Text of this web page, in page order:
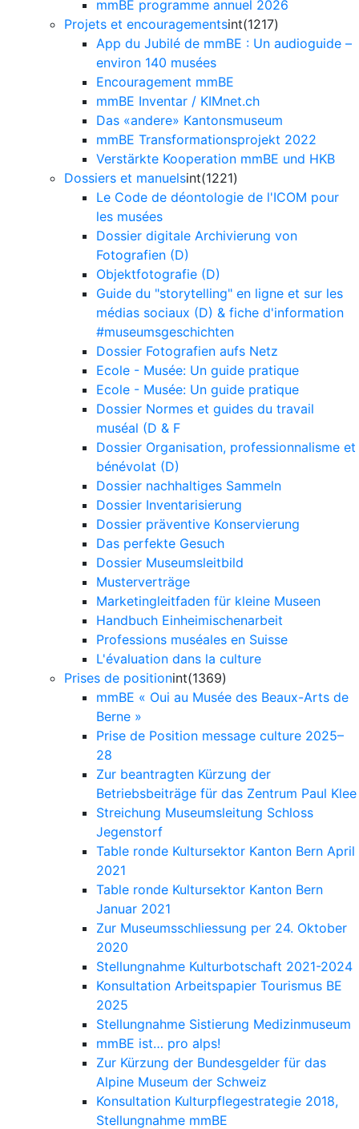
mmBE programme annuel 2026
Projets et encouragementsint(1217)
App du Jubilé de mmBE : Un audioguide –
environ 140 musées
Encouragement mmBE
mmBE Inventar / KIMnet.ch
Das «andere» Kantonsmuseum
mmBE Transformationsprojekt 2022
Verstärkte Kooperation mmBE und HKB
Dossiers et manuelsint(1221)
Le Code de déontologie de l'ICOM pour
les musées
Dossier digitale Archivierung von
Fotografien (D)
Objektfotografie (D)
Guide du "storytelling" en ligne et sur les
médias sociaux (D) & fiche d'information
#museumsgeschichten
Dossier Fotografien aufs Netz
Ecole - Musée: Un guide pratique
Ecole - Musée: Un guide pratique
Dossier Normes et guides du travail
muséal (D & F
Dossier Organisation, professionnalisme et
bénévolat (D)
Dossier nachhaltiges Sammeln
Dossier Inventarisierung
Dossier präventive Konservierung
Das perfekte Gesuch
Dossier Museumsleitbild
Musterverträge
Marketingleitfaden für kleine Museen
Handbuch Einheimischenarbeit
Professions muséales en Suisse
L'évaluation dans la culture
Prises de positionint(1369)
mmBE « Oui au Musée des Beaux-Arts de
Berne »
Prise de Position message culture 2025–
28
Zur beantragten Kürzung der
Betriebsbeiträge für das Zentrum Paul Klee
Streichung Museumsleitung Schloss
Jegenstorf
Table ronde Kultursektor Kanton Bern April
2021
Table ronde Kultursektor Kanton Bern
Januar 2021
Zur Museumsschliessung per 24. Oktober
2020
Stellungnahme Kulturbotschaft 2021-2024
Konsultation Arbeitspapier Tourismus BE
2025
Stellungnahme Sistierung Medizinmuseum
mmBE ist… pro alps!
Zur Kürzung der Bundesgelder für das
Alpine Museum der Schweiz
Konsultation Kulturpflegestrategie 2018,
Stellungnahme mmBE